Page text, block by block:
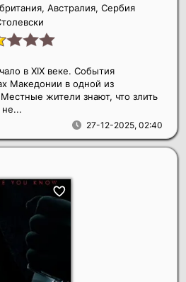
Австралия, Сербия
27-12-2025, 02:40
в XIX веке. События
Македонии в одной из
жители знают, что злить
не...